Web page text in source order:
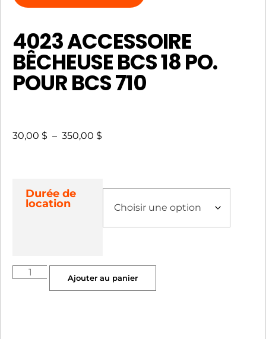
4023 ACCESSOIRE
BÊCHEUSE BCS 18 PO.
POUR BCS 710
30,00 $ – 350,00 $
Durée de
location
Ajouter au panier